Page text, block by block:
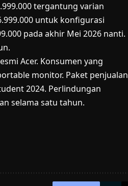
tergantung varian
untuk konfigurasi
pada akhir Mei 2026 nanti.
Acer. Konsumen yang
monitor. Paket penjualan
2024. Perlindungan
selama satu tahun.